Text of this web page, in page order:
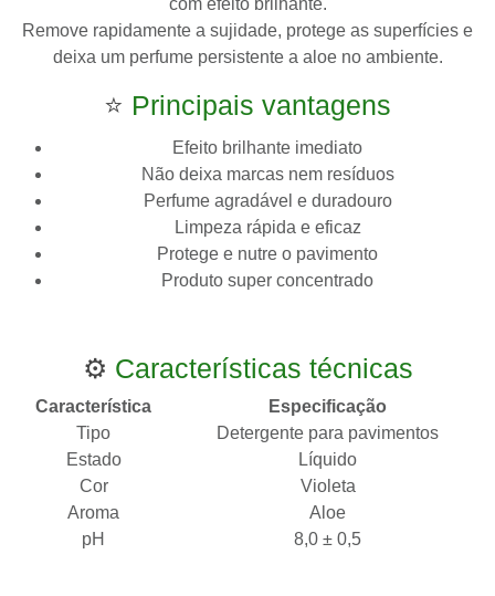
com efeito brilhante.
Remove rapidamente a sujidade, protege as superfícies e
deixa um perfume persistente a aloe no ambiente.
⭐ Principais vantagens
Efeito brilhante imediato
Não deixa marcas nem resíduos
Perfume agradável e duradouro
Limpeza rápida e eficaz
Protege e nutre o pavimento
Produto super concentrado
⚙️ Características técnicas
Característica
Especificação
Tipo
Detergente para pavimentos
Estado
Líquido
Cor
Violeta
Aroma
Aloe
pH
8,0 ± 0,5